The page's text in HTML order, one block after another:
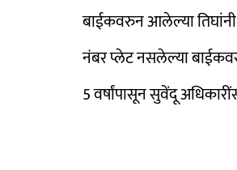
बाईकवरुन आलेल्या
नंबर प्लेट नसलेल्या
5 वर्षांपासून सुवेंदू